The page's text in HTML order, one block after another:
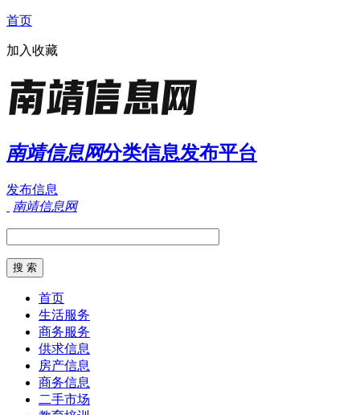
首页
加入收藏
南靖信息网分类信息发布平台
发布信息
南靖信息网
首页
生活服务
商务服务
供求信息
房产信息
商务信息
二手市场